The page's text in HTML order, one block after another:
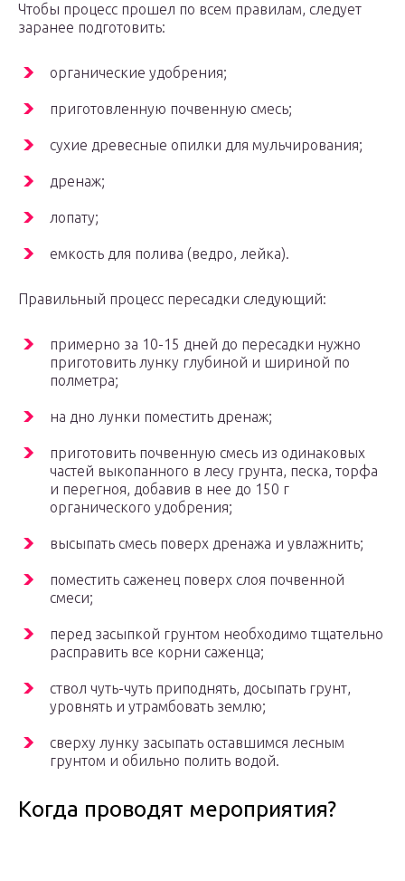
Чтобы процесс прошел по всем правилам, следует
заранее подготовить:
органические удобрения;
приготовленную почвенную смесь;
сухие древесные опилки для мульчирования;
дренаж;
лопату;
емкость для полива (ведро, лейка).
Правильный процесс пересадки следующий:
примерно за 10-15 дней до пересадки нужно
приготовить лунку глубиной и шириной по
полметра;
на дно лунки поместить дренаж;
приготовить почвенную смесь из одинаковых
частей выкопанного в лесу грунта, песка, торфа
и перегноя, добавив в нее до 150 г
органического удобрения;
высыпать смесь поверх дренажа и увлажнить;
поместить саженец поверх слоя почвенной
смеси;
перед засыпкой грунтом необходимо тщательно
расправить все корни саженца;
ствол чуть-чуть приподнять, досыпать грунт,
уровнять и утрамбовать землю;
сверху лунку засыпать оставшимся лесным
грунтом и обильно полить водой.
Когда проводят мероприятия?